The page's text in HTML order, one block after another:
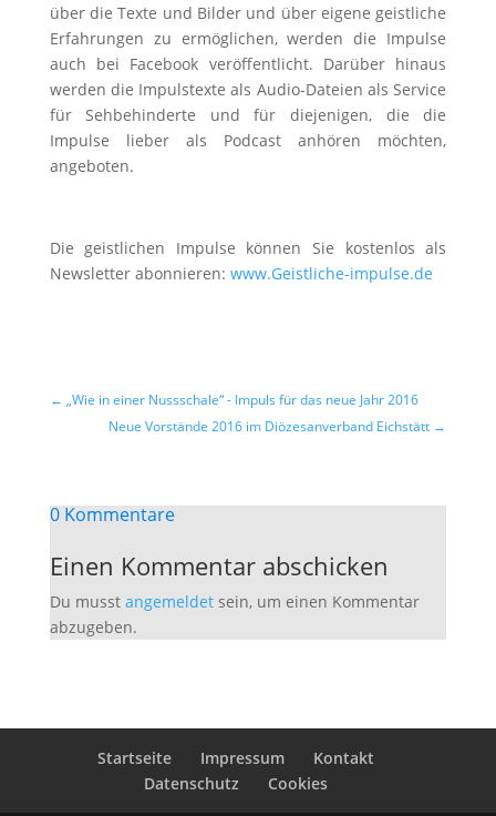
über die Texte und Bilder und über eigene geistliche
Erfahrungen zu ermöglichen, werden die Impulse
auch bei Facebook veröffentlicht. Darüber hinaus
werden die Impulstexte als Audio-Dateien als Service
für Sehbehinderte und für diejenigen, die die
Impulse lieber als Podcast anhören möchten,
angeboten.
Die geistlichen Impulse können Sie kostenlos als
Newsletter abonnieren: www.Geistliche-impulse.de
← „Wie in einer Nussschale“ - Impuls für das neue Jahr 2016
Neue Vorstände 2016 im Diözesanverband Eichstätt →
0 Kommentare
Einen Kommentar abschicken
Du musst angemeldetsein, um einen Kommentar
abzugeben.
Startseite Impressum
Kontakt
Datenschutz
Cookies